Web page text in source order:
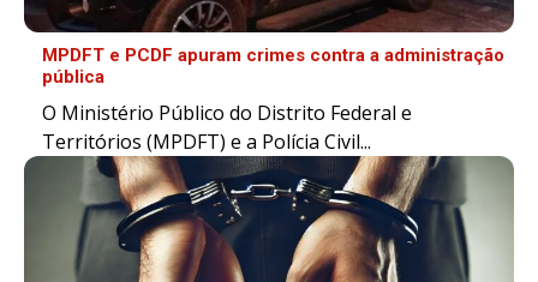
MPDFT e PCDF apuram crimes contra a administração
pública
O Ministério Público do Distrito Federal e
Territórios (MPDFT) e a Polícia Civil...